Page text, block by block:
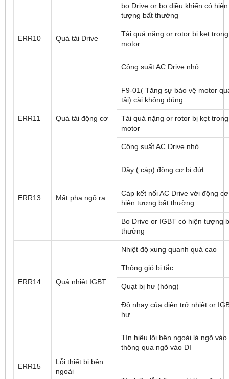
bo Drive or bo điều khiển có hiện
tượng bất thường
ERR10 Quá tải Drive
Tải quá nặng or rotor bị kẹt trong
motor
Công suất AC Drive nhỏ
ERR11 Quá tải động cơ
F9-01( Tăng sự bảo vệ motor
tải) cài không đúng
Tải quá nặng or rotor bị kẹt trong
motor
Công suất AC Drive nhỏ
ERR13 Mất pha ngõ ra
Dây ( cáp) động cơ bị đứt
Cáp kết nối AC Drive với động
hiện tượng bất thường
Bo Drive or IGBT có hiện tượng
thường
ERR14 Quá nhiệt IGBT
Nhiệt độ xung quanh quá cao
Thông gió bị tắc
Quạt bị hư (hỏng)
Độ nhạy của điện trở nhiệt or
hư
ERR15
Lỗi thiết bị bên
ngoài
Tín hiệu lõi bên ngoài là ngõ vào
thông qua ngõ vào DI